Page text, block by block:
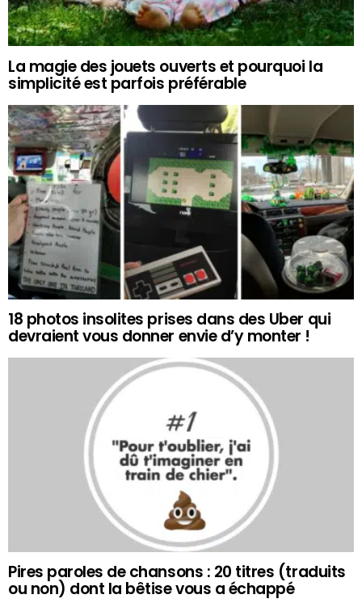
La magie des jouets ouverts et pourquoi la
simplicité est parfois préférable
18 photos insolites prises dans des Uber qui
devraient vous donner envie d’y monter !
Pires paroles de chansons : 20 titres (traduits
ou non) dont la bêtise vous a échappé